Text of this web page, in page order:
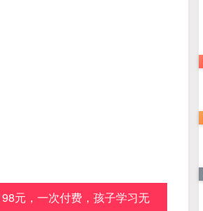
元，一次付费，孩子学习无